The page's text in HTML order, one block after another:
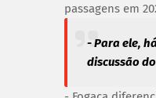
passagens em
- Para ele,
discussão